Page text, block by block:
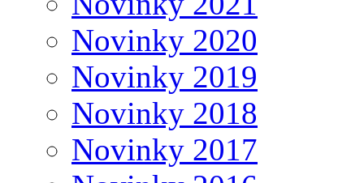
Novinky 2020
Novinky 2019
Novinky 2018
Novinky 2017